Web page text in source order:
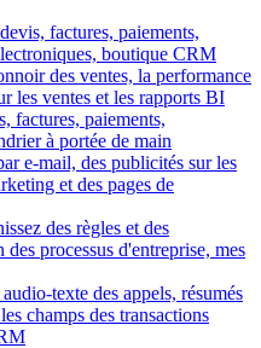
factures, paiements,
boutique CRM
des ventes, la performance
les ventes et les rapports BI
factures, paiements,
à portée de main
e-mail, des publicités sur les
et des pages de
des règles et des
processus d'entreprise, mes
texte des appels, résumés
champs des transactions